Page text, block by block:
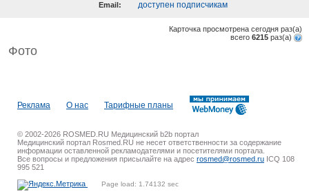
Email: доступен подписчикам
Карточка просмотрена сегодня раз(a)
всего 6215 раз(a)
Фото
Реклама О нас Тарифные планы
© 2002-2026 ROSMED.RU Медицинский b2b портал
Медицинский портал Rosmed.RU не несет ответственности за содержание
информации оставленной рекламодателями и посетителями портала.
Все вопросы и предложения присылайте на адрес rosmed@rosmed.ru ICQ 108
995 521
Page load: 1.74132 sec